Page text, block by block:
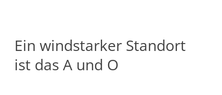
Ein windstarker Standort
ist das A und O